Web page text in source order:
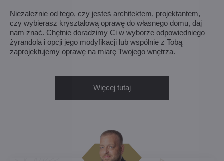
Niezależnie od tego, czy jesteś architektem, projektantem,
czy wybierasz kryształową oprawę do własnego domu, daj
nam znać. Chętnie doradzimy Ci w wyborze odpowiedniego
żyrandola i opcji jego modyfikacji lub wspólnie z Tobą
zaprojektujemy oprawę na miarę Twojego wnętrza.
Więcej tutaj